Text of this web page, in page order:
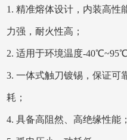
1 .精准熔体设计，内装高性
力强，耐火性高；
2.适用于环境温度-40℃~95℃
3.一体式触刀镀锡，保证可
耗；
4.具备高阻然、高绝缘性能；